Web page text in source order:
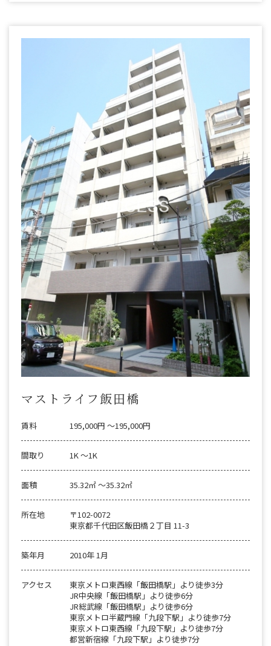
マストライフ飯田橋
賃料 195,000円 〜195,000円
間取り 1K 〜1K
面積 35.32㎡ 〜35.32㎡
所在地
〒102-0072
東京都千代田区飯田橋２丁目 11-3
築年月 2010年 1月
アクセス
東京メトロ東西線「飯田橋駅」より徒歩3分
JR中央線「飯田橋駅」より徒歩6分
JR総武線「飯田橋駅」より徒歩6分
東京メトロ半蔵門線「九段下駅」より徒歩7分
東京メトロ東西線「九段下駅」より徒歩7分
都営新宿線「九段下駅」より徒歩7分